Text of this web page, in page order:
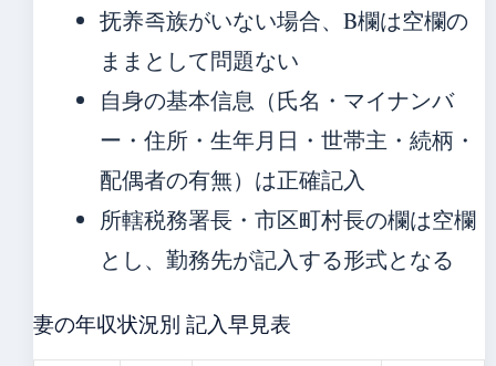
抚养족族がいない場合、B欄は空欄の
ままとして問題ない
自身の基本信息（氏名・マイナンバ
ー・住所・生年月日・世帯主・続柄・
配偶者の有無）は正確記入
所轄税務署長・市区町村長の欄は空欄
とし、勤務先が記入する形式となる
妻の年収状況別 記入早見表